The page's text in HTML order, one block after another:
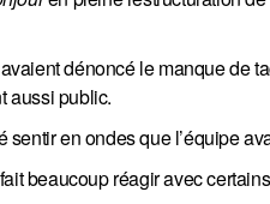
dénoncé le manque de
aussi public.
en ondes que l’équipe
beaucoup réagir avec